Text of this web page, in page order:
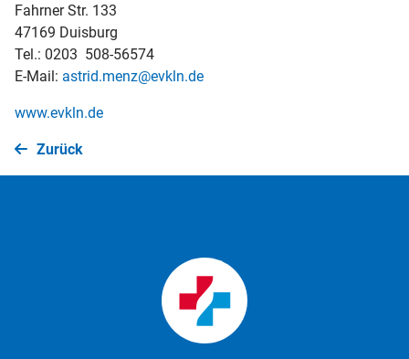
Fahrner Str. 133
47169 Duisburg
Tel.: 0203 508-56574
E-Mail: astrid.menz@evkln.de
www.evkln.de
Zurück